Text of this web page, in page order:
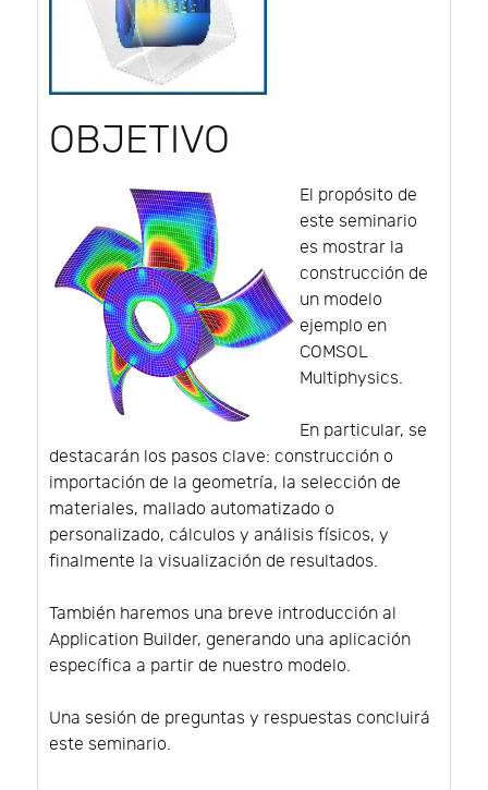
OBJETIVO
El propósito de
este seminario
es mostrar la
construcción de
un modelo
ejemplo en
COMSOL
Multiphysics.
En particular, se
destacarán los pasos clave: construcción o
importación de la geometría, la selección de
materiales, mallado automatizado o
personalizado, cálculos y análisis físicos, y
finalmente la visualización de resultados.
También haremos una breve introducción al
Application Builder, generando una aplicación
específica a partir de nuestro modelo.
Una sesión de preguntas y respuestas concluirá
este seminario.